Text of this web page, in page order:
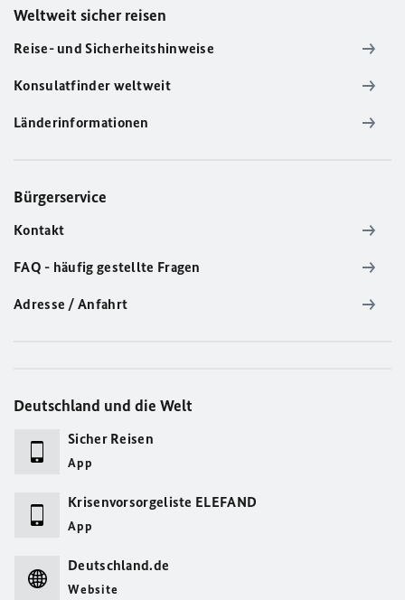
Weltweit sicher reisen
Reise- und Sicherheitshinweise
Konsulatfinder weltweit
Länderinformationen
Bürgerservice
Kontakt
FAQ - häufig gestellte Fragen
Adresse / Anfahrt
Deutschland und die Welt
Sicher Reisen
App
Krisenvorsorgeliste ELEFAND
App
Deutschland.de
Website